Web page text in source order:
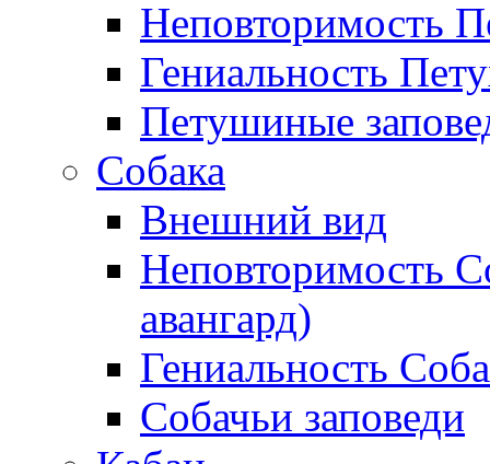
Неповторимость
Гениальность
Петушиные
Собака
Внешний вид
Неповторимость
авангард)
Гениальность
Собачьи заповеди